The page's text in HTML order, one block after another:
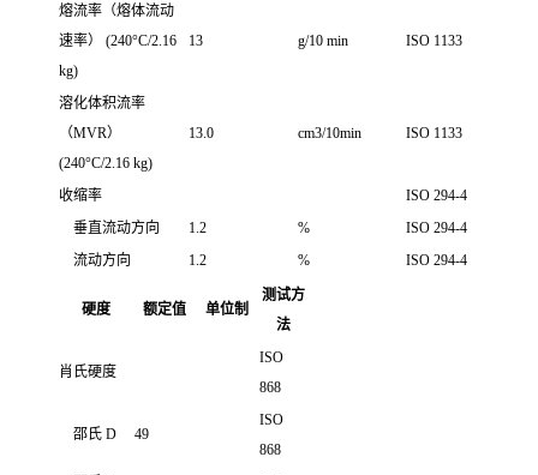
熔流率（熔体流动
速率） (240°C/2.16
kg)
13 g/10 min ISO 1133
溶化体积流率
（MVR）
(240°C/2.16 kg)
13.0 cm3/10min ISO 1133
收缩率
ISO 294-4
垂直流动方向
1.2 %
ISO 294-4
流动方向
1.2 % ISO 294-4
硬度 额定值 单位制
测试方
法
肖氏硬度
ISO
868
邵氏 D 49
ISO
868